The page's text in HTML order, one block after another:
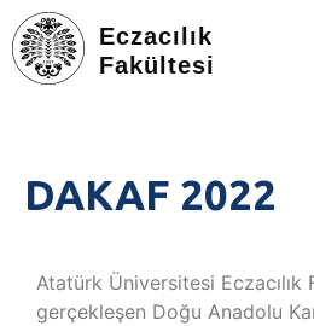
Eczacılık
Fakültesi
EĞITIM
DAKAF 2022
Atatürk Üniversitesi Eczacılık
gerçekleşen Doğu Anadolu